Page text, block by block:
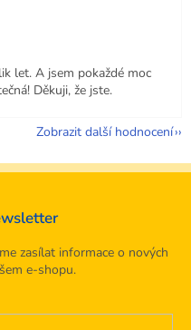
5 z 5 hvězdiček.
let. A jsem pokaždé moc
Děkuji, že jste.
Zobrazit další hodnocení
zasílat informace o nových
e-shopu.